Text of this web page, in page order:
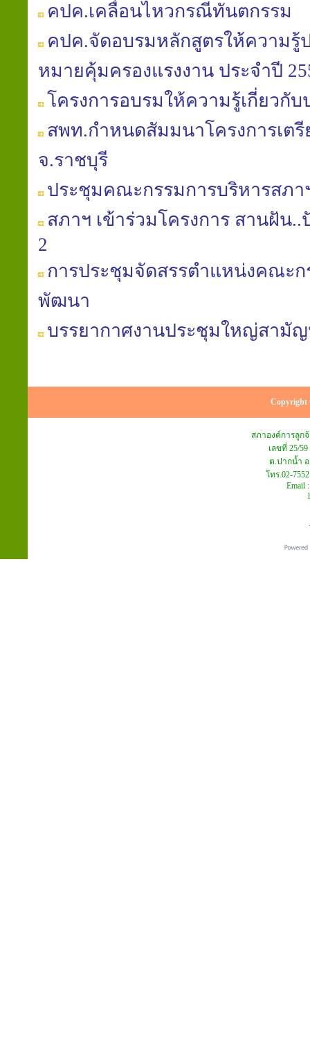
คปค.เคลื่อนไหวกรณีทันตกรรม
คปค.จัดอบรมหลักสูตรให้ความรู้
หมายคุ้มครองแรงงาน ประจำปี
โครงการอบรมให้ความรู้เกี่ยวกั
สพท.กำหนดสัมมนาโครงการเต
จ.ราชบุรี
ประชุมคณะกรรมการบริหารสภา
สภาฯ เข้าร่วมโครงการ สานฝัน
2
การประชุมจัดสรรตำแหน่งคณะก
พัฒนา
บรรยากาศงานประชุมใหญ่สามัญ
Copyright
สภาองค์การลูก
เลขที่ 25/
ต.ปากน้ำ อ
โทร.02-
Email